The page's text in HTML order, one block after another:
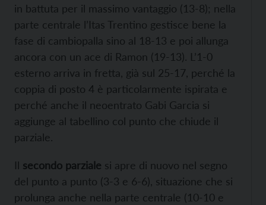
in battuta per il massimo vantaggio (13-8); nella
parte centrale l’Itas Trentino gestisce bene la
fase di cambiopalla sino al 18-13 e poi allunga
ancora con un ace di Ramon (19-13). L’1-0
esterno arriva in fretta, già sul 25-17, perché la
coppia di posto 4 è particolarmente ispirata e
perché anche il neoentrato Gabi Garcia si
aggiunge al tabellino col punto che chiude il
parziale.
Il secondo parziale si apre di nuovo nel segno
del punto a punto (3-3 e 6-6), situazione che si
prolunga anche nella parte centrale (10-10 e